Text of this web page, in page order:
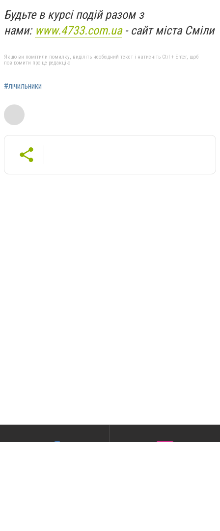
Будьте в курсі подій разом з
нами: www.4733.com.ua- сайт міста Сміли
Якщо ви помітили помилку, виділіть необхідний текст і натисніть Ctrl + Enter, щоб
повідомити про це редакцію
#лічильники